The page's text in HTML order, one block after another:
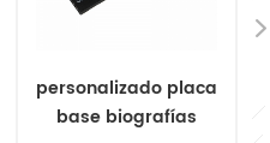
personalizado placa
base biografías